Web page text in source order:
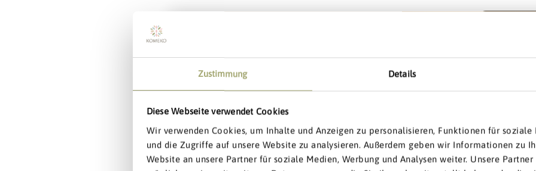
Zustimmung Details
Diese Webseite verwendet Cookies
Wir verwenden Cookies, um Inhalte und Anzeigen zu personalisieren, Funktionen für
und die Zugriffe auf unsere Website zu analysieren. Außerdem geben wir Informationen zu
Website an unsere Partner für soziale Medien, Werbung und Analysen weiter. Unsere
Menge
Exklusiv:​bis zu
15% Rabatt
5% ab 0€
5% ab 0€
10% ab 40€
15% ab 100€